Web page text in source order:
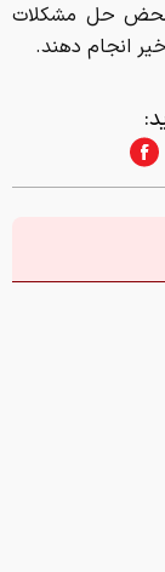
محض حل مشکلات
انجام دهند.